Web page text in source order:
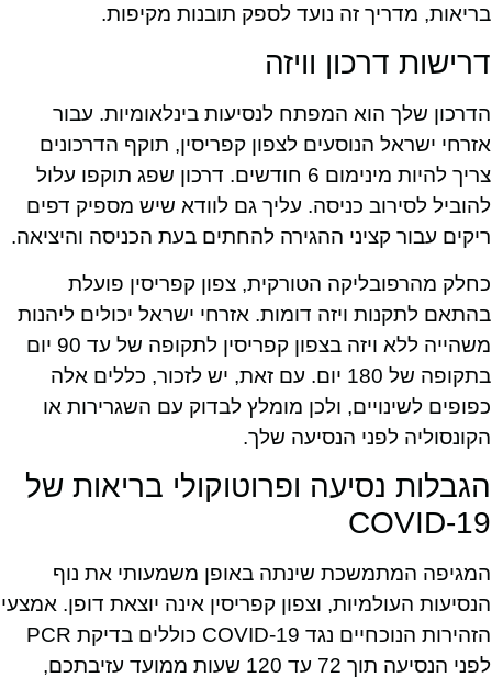
בריאות, מדריך זה נועד לספק תובנות מקיפות.
דרישות דרכון וויזה
הדרכון שלך הוא המפתח לנסיעות בינלאומיות. עבור
אזרחי ישראל הנוסעים לצפון קפריסין, תוקף הדרכונים
צריך להיות מינימום 6 חודשים. דרכון שפג תוקפו עלול
להוביל לסירוב כניסה. עליך גם לוודא שיש מספיק דפים
ריקים עבור קציני ההגירה להחתים בעת הכניסה והיציאה.
כחלק מהרפובליקה הטורקית, צפון קפריסין פועלת
בהתאם לתקנות ויזה דומות. אזרחי ישראל יכולים ליהנות
משהייה ללא ויזה בצפון קפריסין לתקופה של עד 90 יום
בתקופה של 180 יום. עם זאת, יש לזכור, כללים אלה
כפופים לשינויים, ולכן מומלץ לבדוק עם השגרירות או
הקונסוליה לפני הנסיעה שלך.
הגבלות נסיעה ופרוטוקולי בריאות של
COVID-19
המגיפה המתמשכת שינתה באופן משמעותי את נוף
הנסיעות העולמיות, וצפון קפריסין אינה יוצאת דופן. אמצעי
הזהירות הנוכחיים נגד COVID-19 כוללים בדיקת PCR
לפני הנסיעה תוך 72 עד 120 שעות ממועד עזיבתכם,